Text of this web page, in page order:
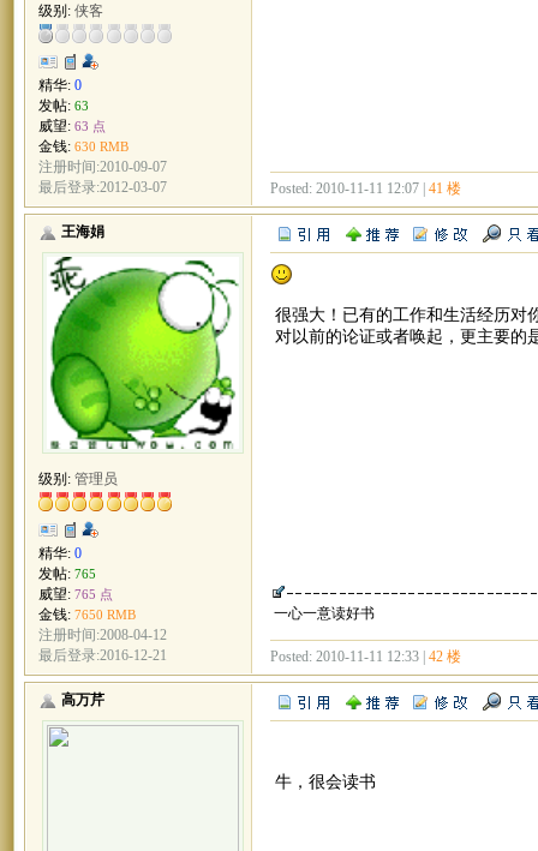
级别: 侠客
精华: 0
发帖: 63
威望: 63 点
金钱: 630 RMB
注册时间:2010-09-07
最后登录:2012-03-07
Posted: 2010-11-11 12:07 | 41 楼
王海娟
级别: 管理员
精华: 0
发帖: 765
威望: 765 点
金钱: 7650 RMB
注册时间:2008-04-12
最后登录:2016-12-21
很强大！已有的工作和生活经历对
对以前的论证或者唤起，更主要的
一心一意读好书
Posted: 2010-11-11 12:33 | 42 楼
高万芹
牛，很会读书